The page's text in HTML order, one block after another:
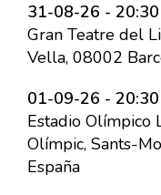
31-08-26 - 20:30
Gran Teatre del
Vella, 08002
01-09-26 - 20:30
Estadio Olímpico
Olímpic, Sants-
España